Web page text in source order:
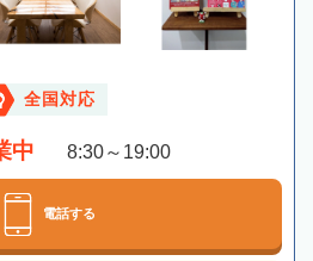
全国対応
中 8:30～19:00
電話する